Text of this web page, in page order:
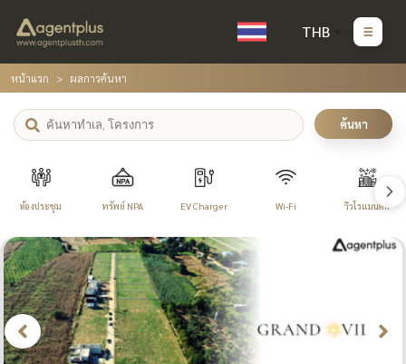
THB
หน้าแรก ผลการค้นหา
ค้นหา
ห้องประชุม ทรัพย์ NPA EV Charger Wi-Fi วิวโรแมนติก